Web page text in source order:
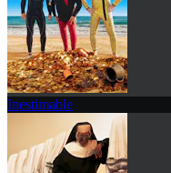
Inestimable